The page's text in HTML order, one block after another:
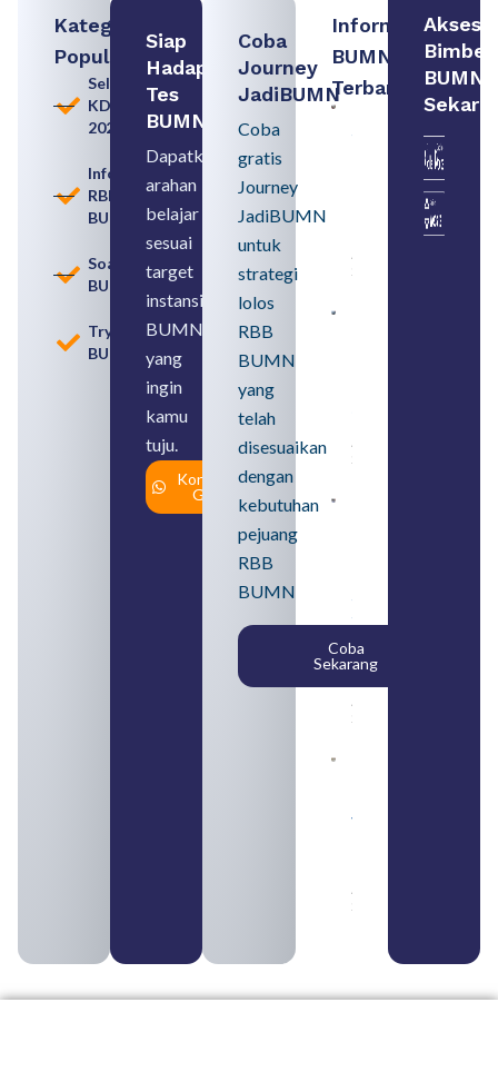
Kategori
Populer
Seleksi
KDKMP
2026
Informasi
RBB
BUMN
Soal
BUMN
Tryout
BUMN
Siap
Hadapi
Tes
BUMN
Dapatkan
arahan
belajar
sesuai
target
instansi
BUMN
yang
ingin
kamu
tuju.
Konsultasi
Gratis
Coba
Journey
JadiBUMN
Coba
gratis
Journey
JadiBUMN
untuk
strategi
lolos
RBB
BUMN
yang
telah
disesuaikan
dengan
kebutuhan
pejuang
RBB
BUMN
Coba
Sekarang
Informasi
BUMN
Terbaru:
Persiapan
Seleksi
Rekrutmen
Memahami
August 8,
2026
August 6,
2026
SMA
Syarat,
Posisi,
dan
Cara
Daftar
August 5,
2026
yang
August 4,
2026
Akses
Bimbel
BUMN